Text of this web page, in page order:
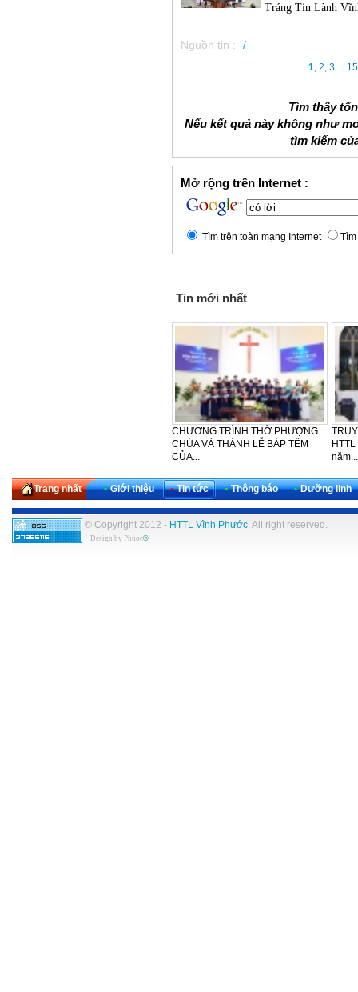
Tráng Tin Lành
Nguồn tin : -/-
1, 2, 3... 15
Tìm thấy
Nếu kết quả này không như
tìm kiếm
Mở rộng trên Internet :
Tìm trên toàn mạng Internet
Tin mới nhất
CẢM TẠ – SINH NHẬT LẦN THỨ
42 CỦA BAN PHỤ NỮ HTTL
VĨNH...
Trang nhất • Giới thiệu • Tin tức • Thông báo • Dưỡng linh
© Copyright 2012 - HTTL Vĩnh Phước. All right reserved.
Design by Phuoc®